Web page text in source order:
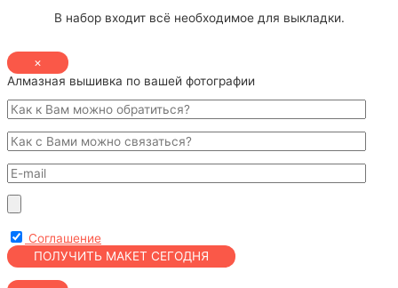
В набор входит всё необходимое для выкладки.
×
Алмазная вышивка по вашей фотографии
Соглашение